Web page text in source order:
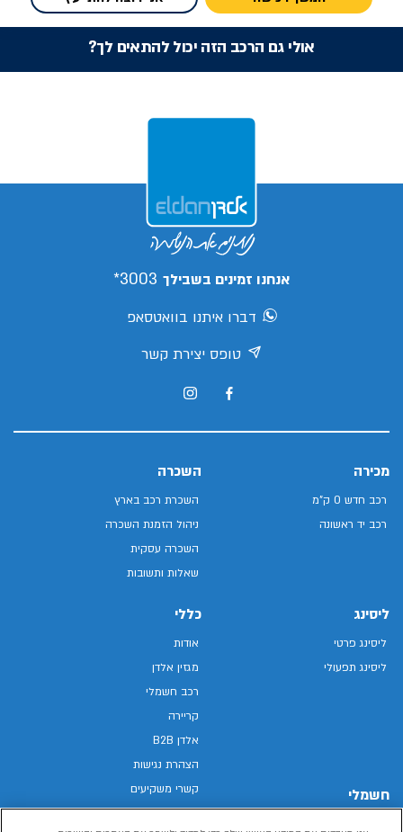
אולי גם הרכב הזה יכול להתאים לך?
אנחנו זמינים בשבילך 3003*
דברו איתנו בוואטסאפ
טופס יצירת קשר
מכירה
רכב חדש 0 ק"מ
רכב יד ראשונה
השכרה
השכרת רכב בארץ
ניהול הזמנת השכרה
השכרה עסקית
שאלות ותשובות
ליסינג
ליסינג פרטי
ליסינג תפעולי
חשמלי
כללי
אודות
מגזין אלדן
רכב חשמלי
קריירה
אלדן B2B
הצהרת נגישות
קשרי משקיעים
מפת האתר